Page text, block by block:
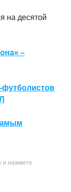
на десятой
–
футболистов
и нажмите